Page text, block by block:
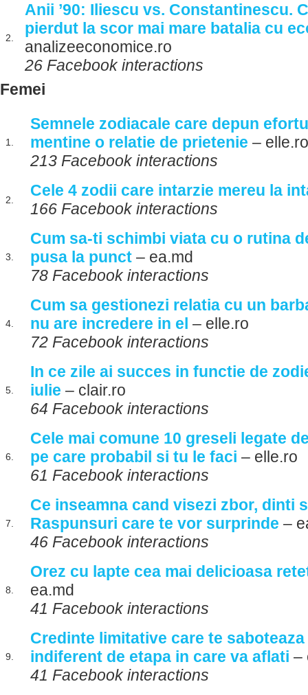
2.
Anii ’90: Iliescu vs. Constantinescu.
pierdut la scor mai mare batalia cu
analizeeconomice.ro
26 Facebook interactions
Femei
1.
Semnele zodiacale care depun
mentine o relatie de prietenie – elle.ro
213 Facebook interactions
2.
Cele 4 zodii care intarzie mereu la
166 Facebook interactions
3.
Cum sa-ti schimbi viata cu o rutina
pusa la punct – ea.md
78 Facebook interactions
4.
Cum sa gestionezi relatia cu un
nu are incredere in el – elle.ro
72 Facebook interactions
5.
In ce zile ai succes in functie de
iulie – clair.ro
64 Facebook interactions
6.
Cele mai comune 10 greseli legate
pe care probabil si tu le faci – elle.ro
61 Facebook interactions
7.
Ce inseamna cand visezi zbor, dinti
Raspunsuri care te vor surprinde –
46 Facebook interactions
8.
Orez cu lapte cea mai delicioasa
ea.md
41 Facebook interactions
9.
Credinte limitative care te
indiferent de etapa in care va aflati –
41 Facebook interactions